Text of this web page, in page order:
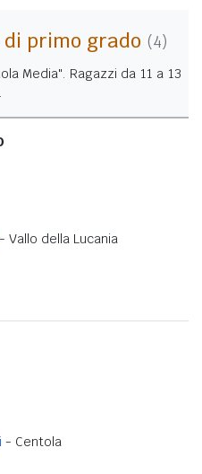
primo grado (4)
Media". Ragazzi da 11 a 13
- Vallo della Lucania
- Centola